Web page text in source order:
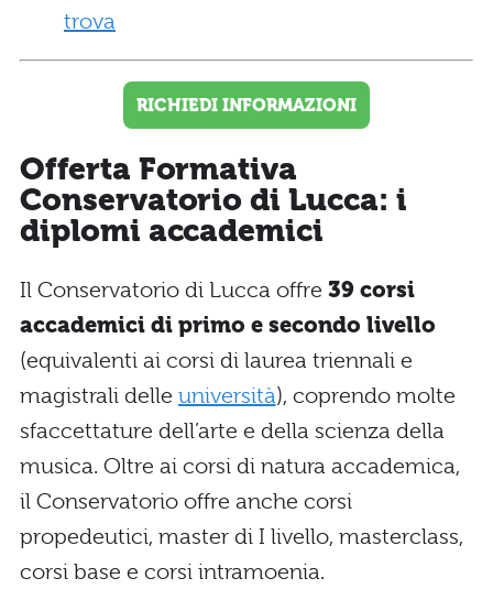
trova
RICHIEDI INFORMAZIONI
Offerta Formativa
Conservatorio di Lucca: i
diplomi accademici
Il Conservatorio di Lucca offre 39 corsi
accademici di primo e secondo livello
(equivalenti ai corsi di laurea triennali e
magistrali delle università), coprendo molte
sfaccettature dell’arte e della scienza della
musica. Oltre ai corsi di natura accademica,
il Conservatorio offre anche corsi
propedeutici, master di I livello, masterclass,
corsi base e corsi intramoenia.